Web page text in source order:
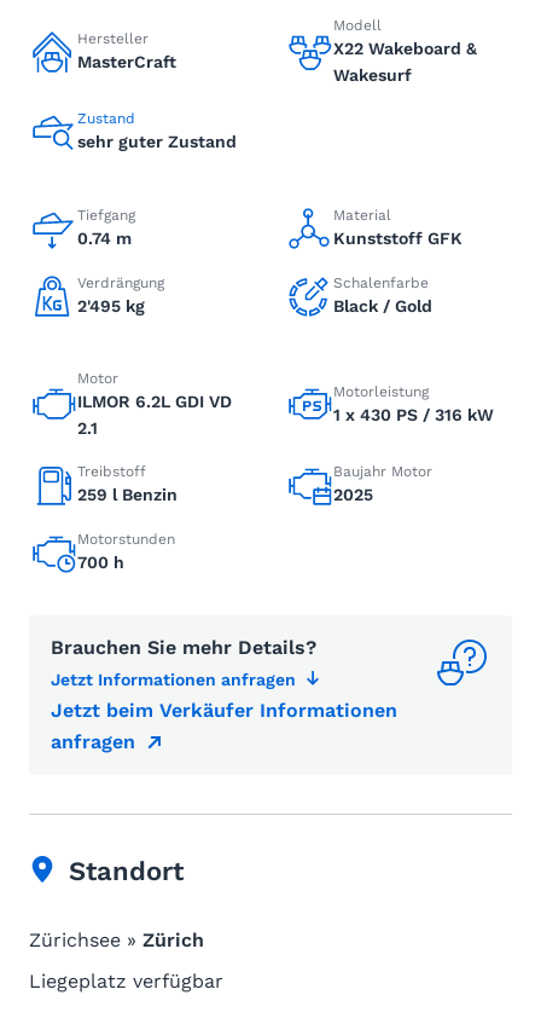
Hersteller
MasterCraft
Modell
X22 Wakeboard &
Wakesurf
Zustand
sehr guter Zustand
Tiefgang
0.74 m
Material
Kunststoff GFK
Verdrängung
2'495 kg
Schalenfarbe
Black / Gold
Motor
ILMOR 6.2L GDI VD
2.1
Motorleistung
1 x 430 PS / 316 kW
Treibstoff
259 l Benzin
Baujahr Motor
2025
Motorstunden
700 h
Brauchen Sie mehr Details?
Jetzt Informationen anfragen
Jetzt beim Verkäufer Informationen
anfragen
Standort
Zürichsee » Zürich
Liegeplatz verfügbar